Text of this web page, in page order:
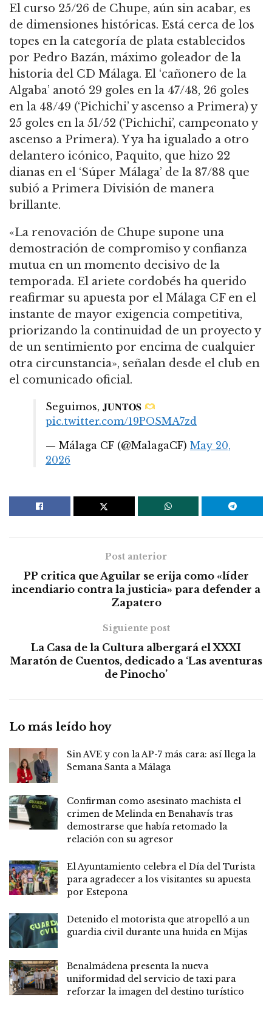
El curso 25/26 de Chupe, aún sin acabar, es
de dimensiones históricas. Está cerca de los
topes en la categoría de plata establecidos
por Pedro Bazán, máximo goleador de la
historia del CD Málaga. El ‘cañonero de la
Algaba’ anotó 29 goles en la 47/48, 26 goles
en la 48/49 (‘Pichichi’ y ascenso a Primera) y
25 goles en la 51/52 (‘Pichichi’, campeonato y
ascenso a Primera). Y ya ha igualado a otro
delantero icónico, Paquito, que hizo 22
dianas en el ‘Súper Málaga’ de la 87/88 que
subió a Primera División de manera
brillante.
«La renovación de Chupe supone una
demostración de compromiso y confianza
mutua en un momento decisivo de la
temporada. El ariete cordobés ha querido
reafirmar su apuesta por el Málaga CF en el
instante de mayor exigencia competitiva,
priorizando la continuidad de un proyecto y
de un sentimiento por encima de cualquier
otra circunstancia», señalan desde el club en
el comunicado oficial.
Seguimos, 𝐉𝐔𝐍𝐓𝐎𝐒
pic.twitter.com/19POSMA7zd
— Málaga CF (@MalagaCF) May 20,
2026
Post anterior
PP critica que Aguilar se erija como «líder
incendiario contra la justicia» para defender a
Zapatero
Siguiente post
La Casa de la Cultura albergará el XXXI
Maratón de Cuentos, dedicado a ‘Las aventuras
de Pinocho’
Lo más leído hoy
Sin AVE y con la AP-7 más cara: así llega la
Semana Santa a Málaga
Confirman como asesinato machista el
crimen de Melinda en Benahavís tras
demostrarse que había retomado la
relación con su agresor
El Ayuntamiento celebra el Día del Turista
para agradecer a los visitantes su apuesta
por Estepona
Detenido el motorista que atropelló a un
guardia civil durante una huida en Mijas
Benalmádena presenta la nueva
uniformidad del servicio de taxi para
reforzar la imagen del destino turístico